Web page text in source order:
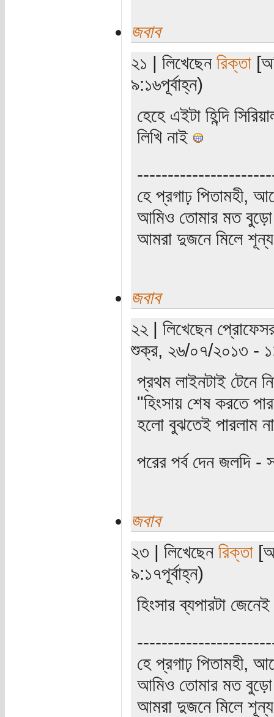
জবাব
২১ | লিখেছেন রিক্তা
৯:১৬পূর্বাহ্ন)
হেহে এইটা হিন্দি
লিখি নাই
হে প্রগাঢ় পিতামহী,
আমিও তোমার মত বুড়ো
আমরা দুজনে মিলে শূন্য
জবাব
২২ | লিখেছেন
শুক্র, ২৬/০৭/২০১৩ -
প্রথম লাইনটাই টেনে
"হিংসায় শেষ করতে
হলো বুঝতেই পারলাম
পরের পর্ব দেন জলদি -
জবাব
২৩ | লিখেছেন রিক্তা
৯:১৭পূর্বাহ্ন)
হিংসার ব্যপারটা
হে প্রগাঢ় পিতামহী,
আমিও তোমার মত বুড়ো
আমরা দুজনে মিলে শূন্য